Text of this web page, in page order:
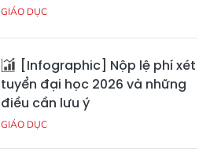
GIÁO DỤC
[Infographic] Nộp lệ phí xét
tuyển đại học 2026 và những
điều cần lưu ý
GIÁO DỤC